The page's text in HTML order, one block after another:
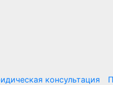
консультация